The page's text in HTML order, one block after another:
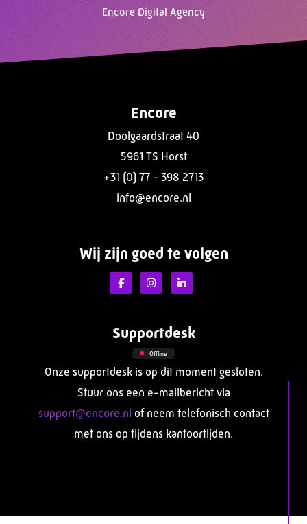
Encore Digital Agency
Encore
Doolgaardstraat 40
5961 TS Horst
+31 (0) 77 - 398 2713
info@encore.nl
Wij zijn goed te volgen
Offline
Supportdesk
Onze supportdesk is op dit moment gesloten.
Stuur ons een e-mailbericht via
support@encore.nl of neem telefonisch contact
met ons op tijdens kantoortijden.